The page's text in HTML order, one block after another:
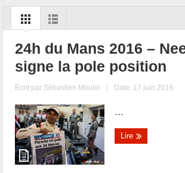
24h du Mans 2016 –
signe la pole position
Écrit par Sébastien Moulin | Date: 17 juin 2016
...
Lire